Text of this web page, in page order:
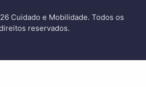
Cuidado e Mobilidade. Todos os
reservados.